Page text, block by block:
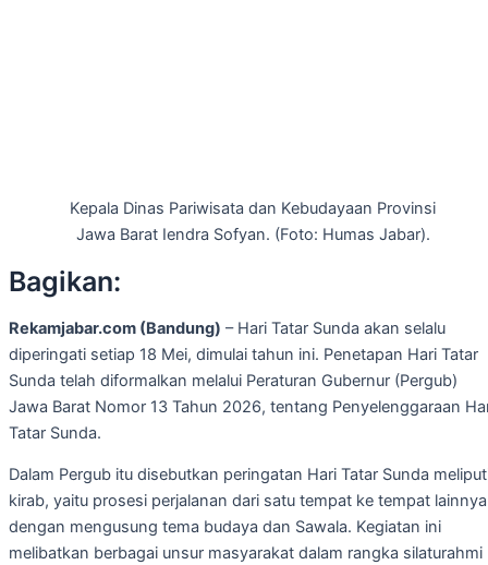
Kepala Dinas Pariwisata dan Kebudayaan Provinsi
Jawa Barat Iendra Sofyan. (Foto: Humas Jabar).
Bagikan:
Rekamjabar.com (Bandung) – Hari Tatar Sunda akan selalu
diperingati setiap 18 Mei, dimulai tahun ini. Penetapan Hari Tatar
Sunda telah diformalkan melalui Peraturan Gubernur (Pergub)
Jawa Barat Nomor 13 Tahun 2026, tentang Penyelenggaraan
Tatar Sunda.
Dalam Pergub itu disebutkan peringatan Hari Tatar Sunda
kirab, yaitu prosesi perjalanan dari satu tempat ke tempat lainnya
dengan mengusung tema budaya dan Sawala. Kegiatan ini
melibatkan berbagai unsur masyarakat dalam rangka silaturahmi